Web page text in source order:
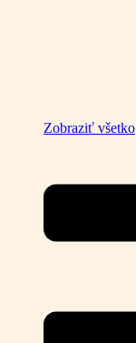
Zobraziť všetko